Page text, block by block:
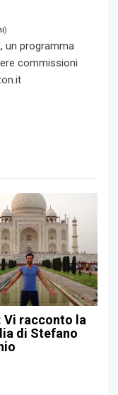
)
un programma
commissioni
Vi racconto la
di Stefano